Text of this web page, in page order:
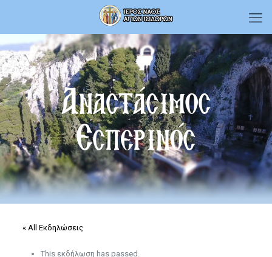
Αναστάσιμος
Εσπερινός
« All Εκδηλώσεις
This εκδήλωση has passed.